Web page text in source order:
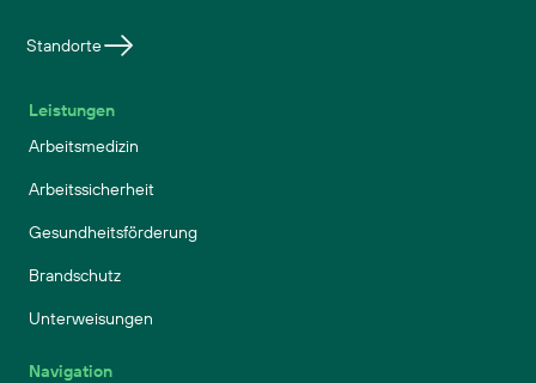
Standorte
Leistungen
Arbeitsmedizin
Arbeitssicherheit
Gesundheitsförderung
Brandschutz
Unterweisungen
Navigation